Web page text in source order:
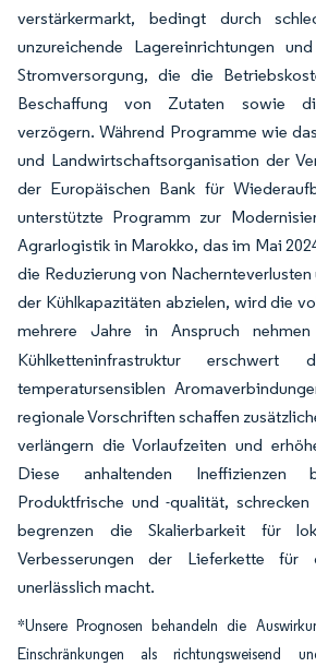
verstärkermarkt, bedingt durch
unzureichende Lagereinrichtungen
Stromversorgung, die die
Beschaffung von Zutaten sowie
verzögern. Während Programme wie
und Landwirtschaftsorganisation der
der Europäischen Bank für
unterstützte Programm zur
Agrarlogistik in Marokko, das im Mai
die Reduzierung von Nachernteverlusten
der Kühlkapazitäten abzielen, wird die
mehrere Jahre in Anspruch nehmen
Kühlketteninfrastruktur
temperatursensiblen
regionale Vorschriften schaffen
verlängern die Vorlaufzeiten und
Diese anhaltenden Ineffizienzen
Produktfrische und -qualität,
begrenzen die Skalierbarkeit für
Verbesserungen der Lieferkette für
unerlässlich macht.
*Unsere Prognosen behandeln die
Einschränkungen als